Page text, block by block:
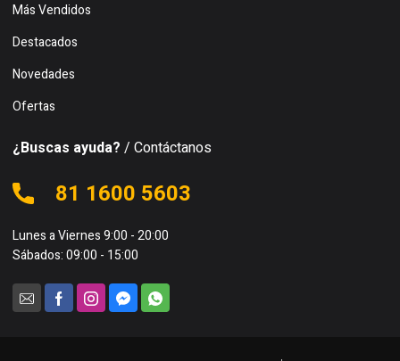
Más Vendidos
Destacados
Novedades
Ofertas
¿Buscas ayuda? / Contáctanos
81 1600 5603
Lunes a Viernes 9:00 - 20:00
Sábados: 09:00 - 15:00